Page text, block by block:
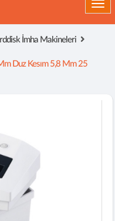
İmha Makineleri
Duz Kesım 5,8 Mm 25